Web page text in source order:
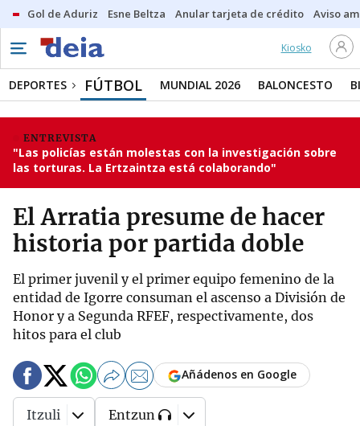
Gol de Aduriz Esne Beltza Anular tarjeta de crédito Aviso
Kiosko
DEPORTES FÚTBOL MUNDIAL 2026 BALONCESTO
ENTREVISTA
"Las policías están molestas con la investigación sobre
las torturas. La Ertzaintza está colaborando"
El Arratia presume de hacer
historia por partida doble
El primer juvenil y el primer equipo femenino de la
entidad de Igorre consuman el ascenso a División de
Honor y a Segunda RFEF, respectivamente, dos
hitos para el club
Añádenos en Google
Itzuli Entzun